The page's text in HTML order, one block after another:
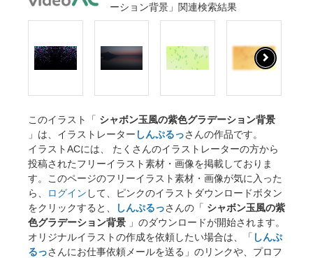
ーション背景」関連検索結果
このイラスト「 シャボン玉風の紫色グラデーション背景
」は、イラストレーター しんぷるっさんの作品です。
イラストACには、 たくさんのイラストレーターの方から
投稿されたフリーイラスト素材・画像を掲載しておりま
す。このページのフリーイラスト素材・画像が気に入った
ら、
ログイン して、ピンクのイラストダウンロードボタン
をクリックすると、
しんぷるっさんの「 シャボン玉風の紫
色グラデーション背景 」のダウンロードが開始されます。
オリジナルイラストの作成を依頼したい場合は、「 しんぷ
るっさんにお仕事依頼メールを送る」のリンクや、プロフ